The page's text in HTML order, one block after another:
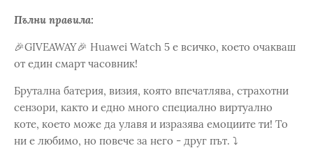
Пълни правила:
🎉GIVEAWAY🎉 Huawei Watch 5 е всичко, което очакваш
от един смарт часовник!
Брутална батерия, визия, която впечатлява, страхотни
сензори, както и едно много специално виртуално
коте, което може да улавя и изразява емоциите ти! То
ни е любимо, но повече за него - друг път. ⤵️